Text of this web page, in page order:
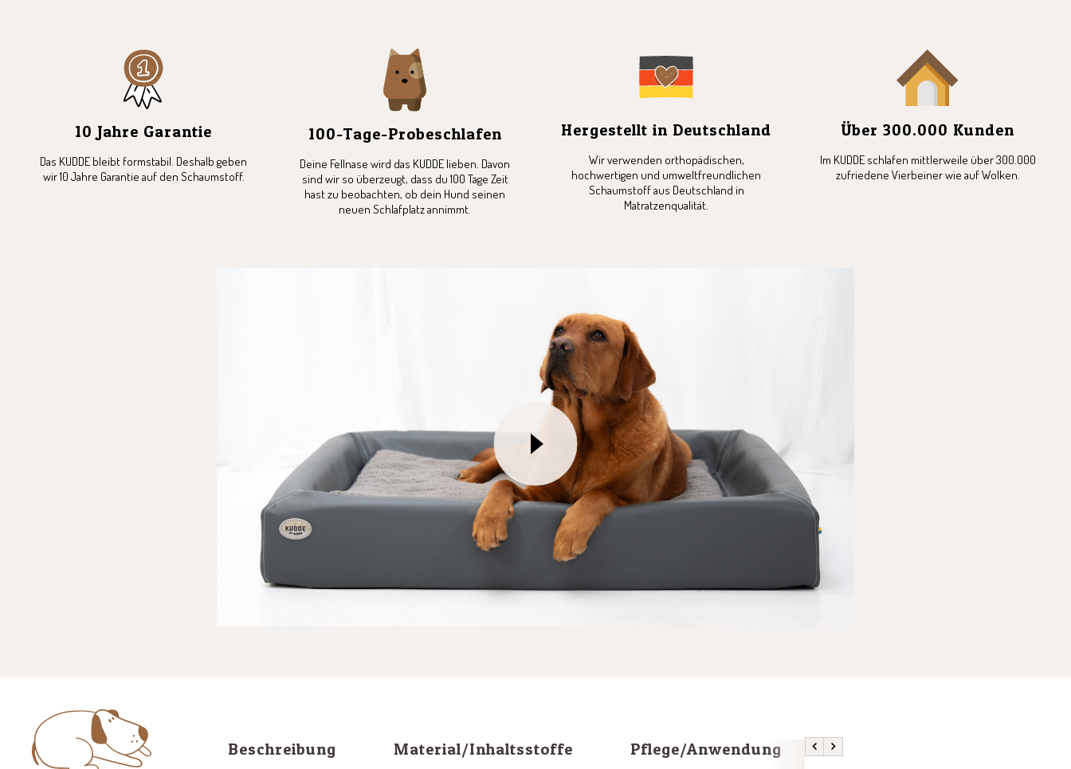
10 Jahre Garantie
Das KUDDE bleibt formstabil. Deshalb geben
wir 10 Jahre Garantie auf den Schaumstoff.
100-Tage-Probeschlafen
Deine Fellnase wird das KUDDE lieben. Davon
sind wir so überzeugt, dass du 100 Tage Zeit
hast zu beobachten, ob dein Hund seinen
neuen Schlafplatz annimmt.
Hergestellt in Deutschland
Wir verwenden orthopädischen,
hochwertigen und umweltfreundlichen
Schaumstoff aus Deutschland in
Matratzenqualität.
Über 300.000 Kunden
Im KUDDE schlafen mittlerweile über 300.000
zufriedene Vierbeiner wie auf Wolken.
Beschreibung Material/Inhaltsstoffe Pflege/Anwendung ZurückWeiter